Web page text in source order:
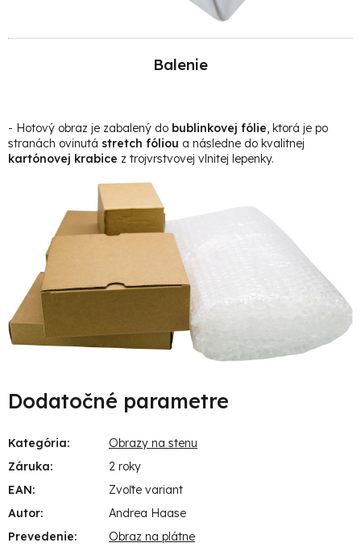
Balenie
- Hotový obraz je zabalený do bublinkovej fólie, ktorá je po
stranách ovinutá stretch fóliou a následne do kvalitnej
kartónovej krabice z trojvrstvovej vlnitej lepenky.
Dodatočné parametre
Kategória:
Obrazy na stenu
Záruka:
2 roky
EAN:
Zvoľte variant
Autor:
Andrea Haase
Prevedenie:
Obraz na plátne